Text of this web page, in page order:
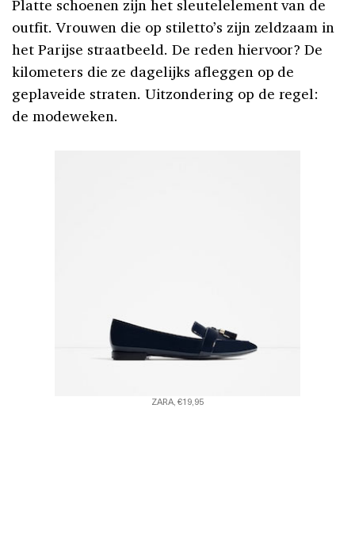
Platte schoenen zijn het sleutelelement van de
outfit. Vrouwen die op stiletto’s zijn zeldzaam in
het Parijse straatbeeld. De reden hiervoor? De
kilometers die ze dagelijks afleggen op de
geplaveide straten. Uitzondering op de regel:
de modeweken.
ZARA, €19,95